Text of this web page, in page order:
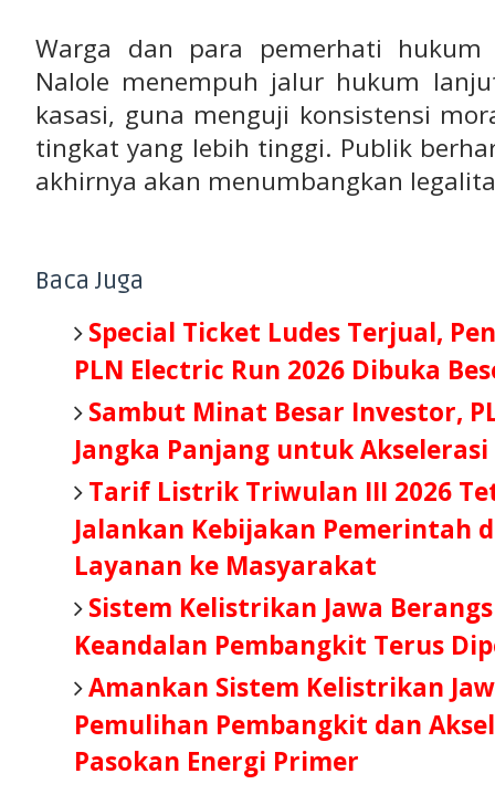
Warga dan para pemerhati hukum
Nalole menempuh jalur hukum
kasasi, guna menguji konsistensi
tingkat yang lebih tinggi. Publik
akhirnya akan menumbangkan
Baca Juga
Special Ticket Ludes Terjual,
PLN Electric Run 2026 Dibuka
Sambut Minat Besar Investor,
Jangka Panjang untuk Akselerasi
Tarif Listrik Triwulan III 2026
Jalankan Kebijakan Pemerintah
Layanan ke Masyarakat
Sistem Kelistrikan Jawa
Keandalan Pembangkit Terus
Amankan Sistem Kelistrikan
Pemulihan Pembangkit dan
Pasokan Energi Primer